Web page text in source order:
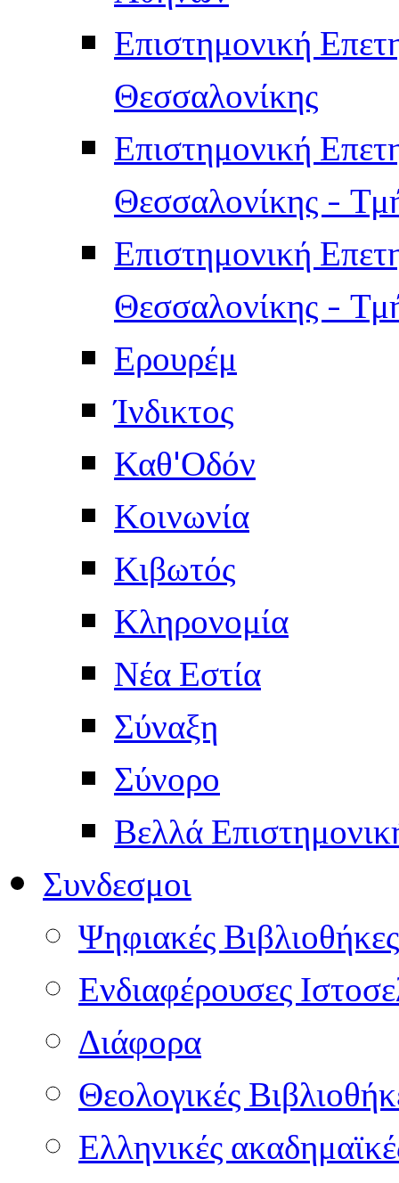
Επιστημονική
Θεσσαλονίκης
Επιστημονική
Θεσσαλονίκης -
Επιστημονική
Θεσσαλονίκης -
Ερουρέμ
Ίνδικτος
Καθ'Οδόν
Κοινωνία
Κιβωτός
Κληρονομία
Νέα Εστία
Σύναξη
Σύνορο
Βελλά
Συνδεσμοι
Ψηφιακές Βιβλιοθήκες
Ενδιαφέρουσες
Διάφορα
Θεολογικές
Ελληνικές